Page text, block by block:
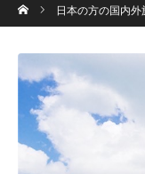
日本の方の国内